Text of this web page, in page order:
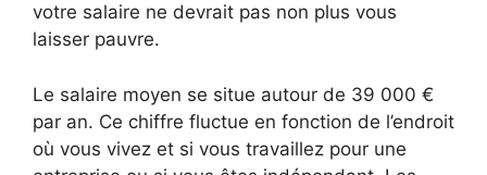
votre salaire ne devrait pas non plus vous
laisser pauvre.
Le salaire moyen se situe autour de 39 000 €
par an. Ce chiffre fluctue en fonction de l’endroit
où vous vivez et si vous travaillez pour une